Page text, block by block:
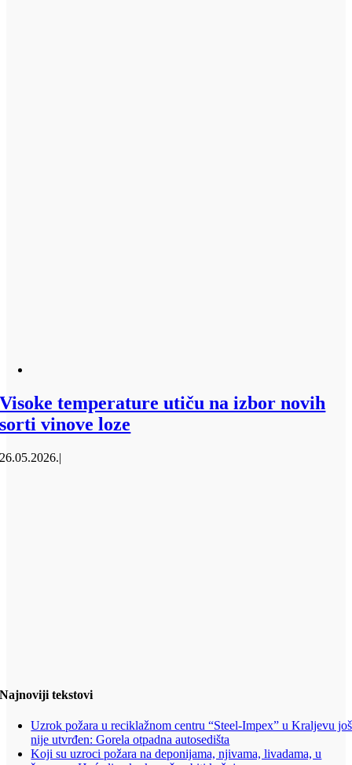
Visoke temperature utiču na izbor novih
sorti vinove loze
26.05.2026.|
Najnoviji tekstovi
Uzrok požara u reciklažnom centru “Steel-Impex” u Kraljevu još
nije utvrđen: Gorela otpadna autosedišta
Koji su uzroci požara na deponijama, njivama, livadama, u